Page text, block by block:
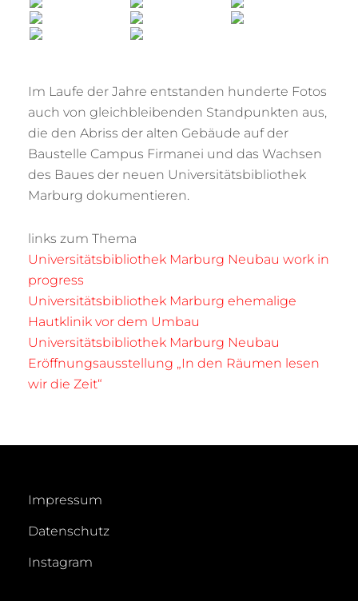
Im Laufe der Jahre entstanden hunderte Fotos
auch von gleichbleibenden Standpunkten aus,
die den Abriss der alten Gebäude auf der
Baustelle Campus Firmanei und das Wachsen
des Baues der neuen Universitätsbibliothek
Marburg dokumentieren.
links zum Thema
Universitätsbibliothek Marburg Neubau work in
progress
Universitätsbibliothek Marburg ehemalige
Hautklinik vor dem Umbau
Universitätsbibliothek Marburg Neubau
Eröffnungsausstellung „In den Räumen lesen
wir die Zeit“
Impressum
Datenschutz
Instagram